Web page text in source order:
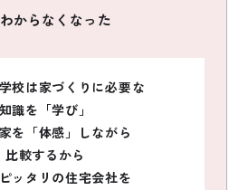
からなくなった
校は家づくりに必要な
知識を「学び」
を「体感」しながら
比較するから
ッタリの住宅会社を